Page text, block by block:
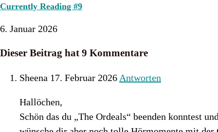
Currently Reading #9
6. Januar 2026
Dieser Beitrag hat 9 Kommentare
Sheena 17. Februar 2026 Antworten
Hallöchen,
Schön das du „The Ordeals“ beenden konntest